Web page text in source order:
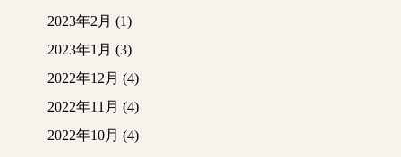
2023年2月 (1)
2023年1月 (3)
2022年12月 (4)
2022年11月 (4)
2022年10月 (4)